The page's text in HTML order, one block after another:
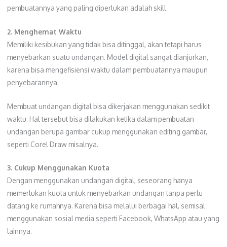
pembuatannya yang paling diperlukan adalah skill.
2. Menghemat Waktu
Memiliki kesibukan yang tidak bisa ditinggal, akan tetapi harus
menyebarkan suatu undangan. Model digital sangat dianjurkan,
karena bisa mengefisiensi waktu dalam pembuatannya maupun
penyebarannya.
Membuat undangan digital bisa dikerjakan menggunakan sedikit
waktu. Hal tersebut bisa dilakukan ketika dalam pembuatan
undangan berupa gambar cukup menggunakan editing gambar,
seperti Corel Draw misalnya.
3. Cukup Menggunakan Kuota
Dengan menggunakan undangan digital, seseorang hanya
memerlukan kuota untuk menyebarkan undangan tanpa perlu
datang ke rumahnya. Karena bisa melalui berbagai hal, semisal
menggunakan sosial media seperti Facebook, WhatsApp atau yang
lainnya.